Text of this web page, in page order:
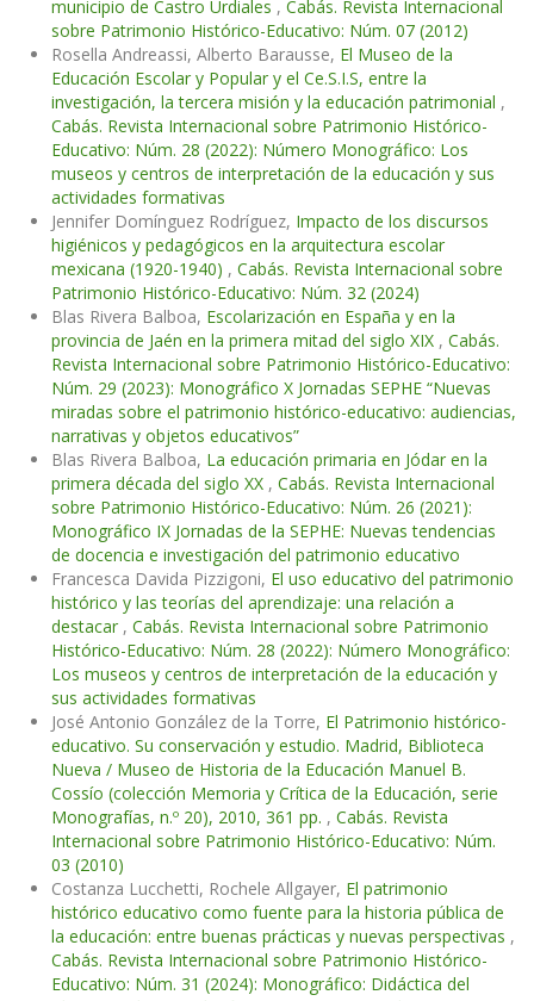
municipio de Castro Urdiales , Cabás. Revista Internacional
sobre Patrimonio Histórico-Educativo: Núm. 07 (2012)
Rosella Andreassi, Alberto Barausse, El Museo de la
Educación Escolar y Popular y el Ce.S.I.S, entre la
investigación, la tercera misión y la educación patrimonial ,
Cabás. Revista Internacional sobre Patrimonio Histórico-
Educativo: Núm. 28 (2022): Número Monográfico: Los
museos y centros de interpretación de la educación y sus
actividades formativas
Jennifer Domínguez Rodríguez, Impacto de los discursos
higiénicos y pedagógicos en la arquitectura escolar
mexicana (1920-1940) , Cabás. Revista Internacional sobre
Patrimonio Histórico-Educativo: Núm. 32 (2024)
Blas Rivera Balboa, Escolarización en España y en la
provincia de Jaén en la primera mitad del siglo XIX , Cabás.
Revista Internacional sobre Patrimonio Histórico-Educativo:
Núm. 29 (2023): Monográfico X Jornadas SEPHE “Nuevas
miradas sobre el patrimonio histórico-educativo: audiencias,
narrativas y objetos educativos”
Blas Rivera Balboa, La educación primaria en Jódar en la
primera década del siglo XX , Cabás. Revista Internacional
sobre Patrimonio Histórico-Educativo: Núm. 26 (2021):
Monográfico IX Jornadas de la SEPHE: Nuevas tendencias
de docencia e investigación del patrimonio educativo
Francesca Davida Pizzigoni, El uso educativo del patrimonio
histórico y las teorías del aprendizaje: una relación a
destacar , Cabás. Revista Internacional sobre Patrimonio
Histórico-Educativo: Núm. 28 (2022): Número Monográfico:
Los museos y centros de interpretación de la educación y
sus actividades formativas
José Antonio González de la Torre, El Patrimonio histórico-
educativo. Su conservación y estudio. Madrid, Biblioteca
Nueva / Museo de Historia de la Educación Manuel B.
Cossío (colección Memoria y Crítica de la Educación, serie
Monografías, n.º 20), 2010, 361 pp. , Cabás. Revista
Internacional sobre Patrimonio Histórico-Educativo: Núm.
03 (2010)
Costanza Lucchetti, Rochele Allgayer, El patrimonio
histórico educativo como fuente para la historia pública de
la educación: entre buenas prácticas y nuevas perspectivas ,
Cabás. Revista Internacional sobre Patrimonio Histórico-
Educativo: Núm. 31 (2024): Monográfico: Didáctica del